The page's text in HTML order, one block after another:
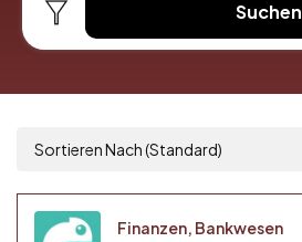
Suchen
Sortieren Nach (Standard)
Finanzen, Bankwesen